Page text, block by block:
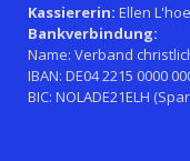
Kassiererin: Ellen
Bankverbindung:
Name: Verband
IBAN: DE04 2215 0000
BIC: NOLADE21ELH